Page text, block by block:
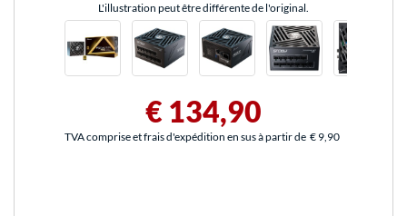
L'illustration peut être différente de l'original.
€ 134,90
TVA comprise et frais d'expédition en sus à partir de € 9,90